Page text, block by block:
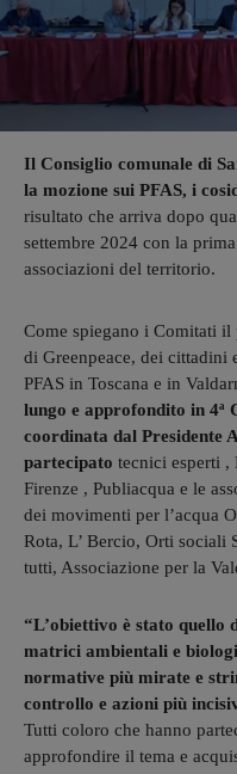
Il Consiglio comunale di
la mozione sui PFAS, i
risultato che arriva dopo
settembre 2024 con la
associazioni del territorio.
Come spiegano i Comitati il
di Greenpeace, dei cittadini
PFAS in Toscana e in
lungo e approfondito in 4ª
coordinata dal Presidente
partecipato tecnici esperti ,
Firenze , Publiacqua e le
dei movimenti per l’acqua
Rota, L’ Bercio, Orti sociali
tutti, Associazione per la
“L’obiettivo è stato quello
matrici ambientali e
normative più mirate e
controllo e azioni più
Tutti coloro che hanno
approfondire il tema e